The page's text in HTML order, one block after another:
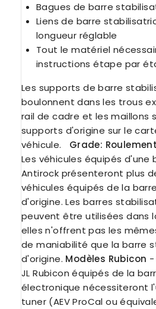
Bagues de barre
Liens de barre
longueur réglable
Tout le matériel
instructions étape par
Les supports de barre
boulonnent dans les trous
rail de cadre et les maillons
supports d'origine sur le
véhicule.
Grade:
Les véhicules équipés
Antirock présenteront plus
véhicules équipés de la
d'origine. Les barres
peuvent être utilisées dans
elles n'offrent pas les
de maniabilité que la barre
d'origine. Modèles Rubicon -
JL Rubicon équipés de la
électronique nécessiteront
tuner (AEV ProCal ou